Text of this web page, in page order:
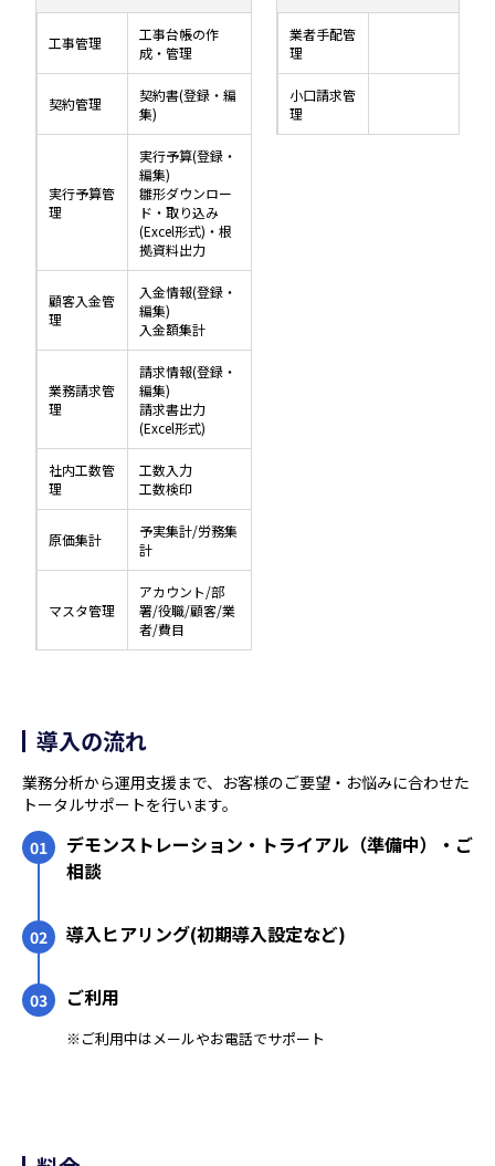
工事管理
工事台帳の作
成・管理
契約管理
契約書(登録・編
集)
実行予算管
理
実行予算(登録・
編集)
雛形ダウンロー
ド・取り込み
(Excel形式)・根
拠資料出力
顧客入金管
理
入金情報(登録・
編集)
入金額集計
業務請求管
理
請求情報(登録・
編集)
請求書出力
(Excel形式)
社内工数管
理
工数入力
工数検印
原価集計
予実集計/労務集
計
マスタ管理
アカウント/部
署/役職/顧客/業
者/費目
業者手配管
理
小口請求管
理
導入の流れ
業務分析から運用支援まで、お客様のご要望・お悩みに合わせた
トータルサポートを行います。
01
デモンストレーション・トライアル（準備中）・ご
相談
02 導入ヒアリング(初期導入設定など)
03 ご利用
※ご利用中はメールやお電話でサポート